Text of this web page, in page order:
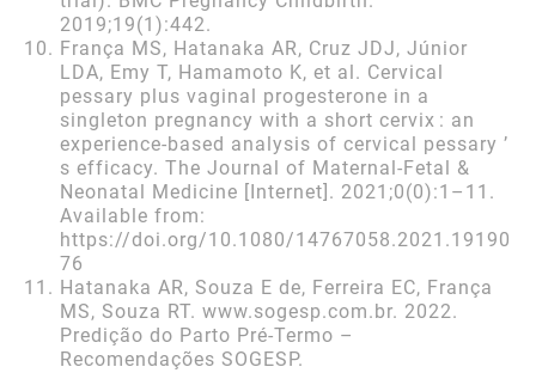
2019;19(1):442.
França MS, Hatanaka AR, Cruz JDJ, Júnior
LDA, Emy T, Hamamoto K, et al. Cervical
pessary plus vaginal progesterone in a
singleton pregnancy with a short cervix : an
experience-based analysis of cervical pessary ’
s efficacy. The Journal of Maternal-Fetal &
Neonatal Medicine [Internet]. 2021;0(0):1–11.
Available from:
https://doi.org/10.1080/14767058.2021.19190
76
Hatanaka AR, Souza E de, Ferreira EC, França
MS, Souza RT. www.sogesp.com.br. 2022.
Predição do Parto Pré-Termo –
Recomendações SOGESP.